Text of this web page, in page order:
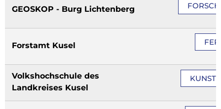
GEOSKOP - Burg Lichtenberg
Forstamt Kusel
Volkshochschule des
Landkreises Kusel